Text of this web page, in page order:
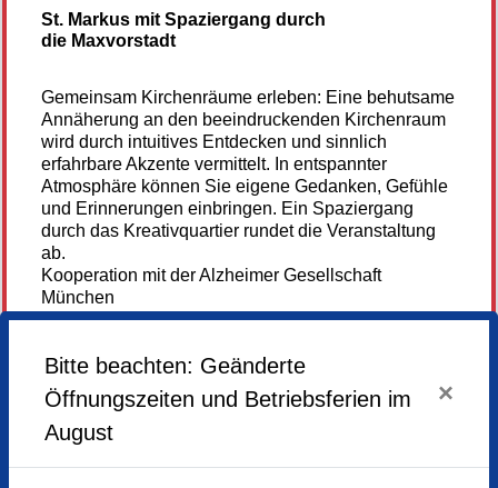
St. Markus mit Spaziergang durch
die Maxvorstadt
Gemeinsam Kirchenräume erleben: Eine behutsame
Annäherung an den beeindruckenden Kirchenraum
wird durch intuitives Entdecken und sinnlich
erfahrbare Akzente vermittelt. In entspannter
Atmosphäre können Sie eigene Gedanken, Gefühle
und Erinnerungen einbringen. Ein Spaziergang
durch das Kreativquartier rundet die Veranstaltung
ab.
Kooperation mit der Alzheimer Gesellschaft
München
bei der Alzheimer Gesellschaft München, Tel. 089/47
51 85, oder per E-Mail an anna.wallner@agm-
online.de
Weiterlesen...
Bitte beachten: Geänderte
Öffnungszeiten und Betriebsferien im
August
×